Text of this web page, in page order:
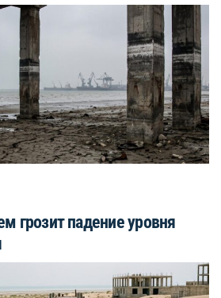
грозит падение уровня